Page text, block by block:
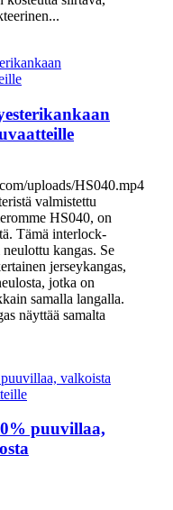
uploads/HS040.mp4
valmistettu
HS040, on
Tämä interlock-
kangas. Se
jerseykangas,
jotka on
samalla langalla.
näyttää samalta
puuvillaa,